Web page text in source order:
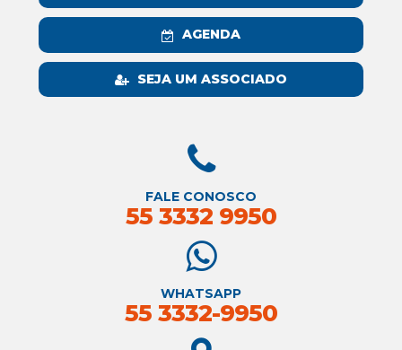
AGENDA
SEJA UM ASSOCIADO
FALE CONOSCO
55 3332 9950
WHATSAPP
55 3332-9950